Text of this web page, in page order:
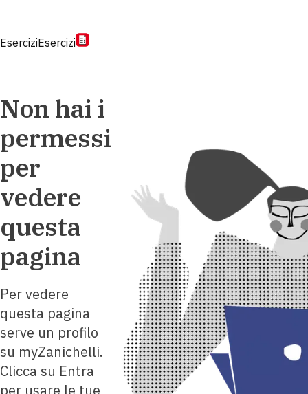
EserciziEsercizi
Non hai i
permessi
per
vedere
questa
pagina
Per vedere
questa pagina
serve un profilo
su myZanichelli.
Clicca su Entra
per usare le tue